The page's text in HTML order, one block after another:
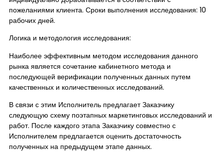
пожеланиями клиента. Сроки выполнения исследования: 10
рабочих дней.
Логика и методология исследования:
Наиболее эффективным методом исследования данного
рынка является сочетание кабинетного метода и
последующей верификации полученных данных путем
качественных и количественных исследований.
В связи с этим Исполнитель предлагает Заказчику
следующую схему поэтапных маркетинговых исследований и
работ. После каждого этапа Заказчику совместно с
Исполнителем предлагается оценить достаточность
полученных на предыдущем этапе данных.